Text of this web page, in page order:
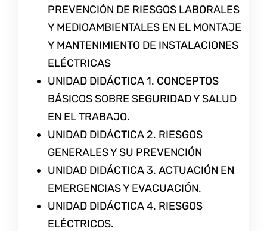
PREVENCIÓN DE RIESGOS LABORALES
Y MEDIOAMBIENTALES EN EL MONTAJE
Y MANTENIMIENTO DE INSTALACIONES
ELÉCTRICAS
UNIDAD DIDÁCTICA 1. CONCEPTOS
BÁSICOS SOBRE SEGURIDAD Y SALUD
EN EL TRABAJO.
UNIDAD DIDÁCTICA 2. RIESGOS
GENERALES Y SU PREVENCIÓN
UNIDAD DIDÁCTICA 3. ACTUACIÓN EN
EMERGENCIAS Y EVACUACIÓN.
UNIDAD DIDÁCTICA 4. RIESGOS
ELÉCTRICOS.